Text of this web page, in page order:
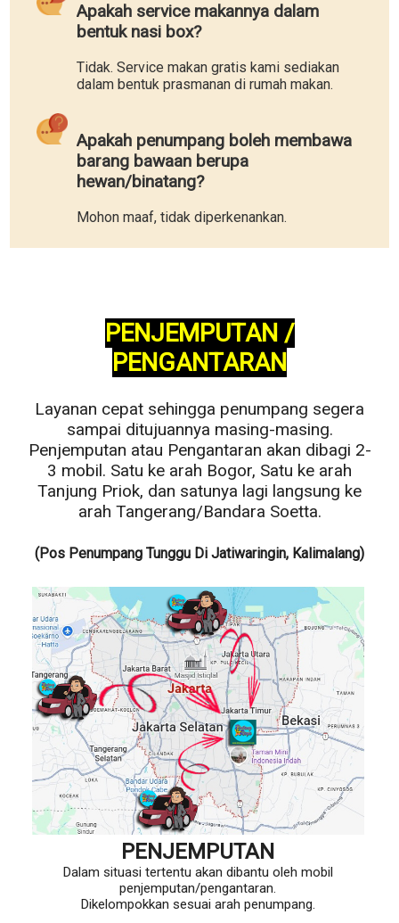
Apakah service makannya dalam
bentuk nasi box?
Tidak. Service makan gratis kami sediakan
dalam bentuk prasmanan di rumah makan.
Apakah penumpang boleh membawa
barang bawaan berupa
hewan/binatang?
Mohon maaf, tidak diperkenankan.
PENJEMPUTAN /
PENGANTARAN
Layanan cepat sehingga penumpang segera
sampai ditujuannya masing-masing.
Penjemputan atau Pengantaran akan dibagi 2-
3 mobil. Satu ke arah Bogor, Satu ke arah
Tanjung Priok, dan satunya lagi langsung ke
arah Tangerang/Bandara Soetta.
(Pos Penumpang Tunggu Di Jatiwaringin, Kalimalang)
PENJEMPUTAN
Dalam situasi tertentu akan dibantu oleh mobil
penjemputan/pengantaran.
Dikelompokkan sesuai arah penumpang.